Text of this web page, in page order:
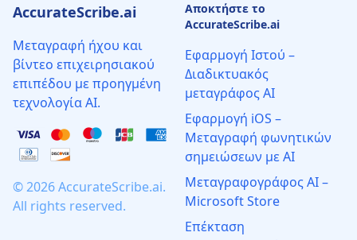
AccurateScribe.ai
Μεταγραφή ήχου και
βίντεο επιχειρησιακού
επιπέδου με προηγμένη
τεχνολογία AI.
© 2026 AccurateScribe.ai.
All rights reserved.
Αποκτήστε το
AccurateScribe.ai
Εφαρμογή Ιστού –
Διαδικτυακός
μεταγράφος AI
Εφαρμογή iOS –
Μεταγραφή φωνητικών
σημειώσεων με AI
Μεταγραφογράφος AI –
Microsoft Store
Επέκταση